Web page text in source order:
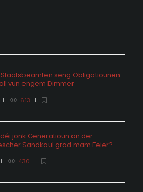
seng Obligatiounen
vun engem Dimmer
613
jonk Generatioun an der
Sandkaul grad mam Feier?
430